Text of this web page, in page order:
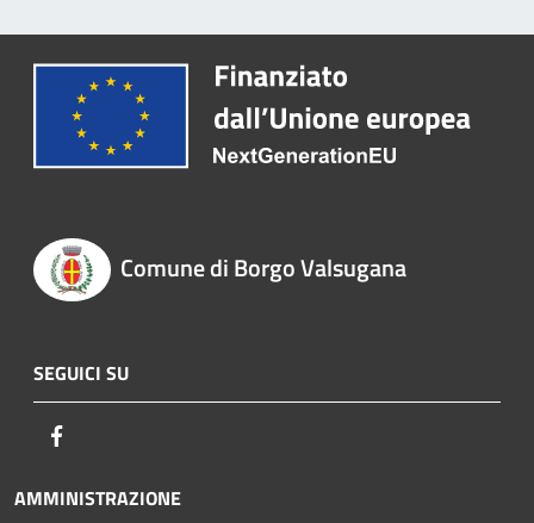
Comune di Borgo Valsugana
SEGUICI SU
AMMINISTRAZIONE